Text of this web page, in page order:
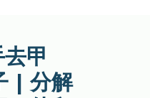
甲
| 分解